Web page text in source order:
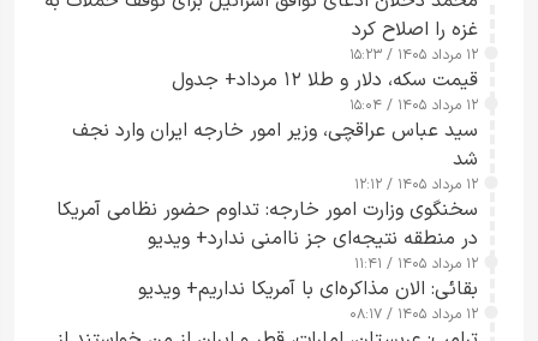
غزه را اصلاح کرد
۱۲ مرداد ۱۴۰۵ / ۱۵:۲۳
قیمت سکه، دلار و طلا ۱۲ مرداد+ جدول
۱۲ مرداد ۱۴۰۵ / ۱۵:۰۴
سید عباس عراقچی، وزیر امور خارجه ایران وارد نجف
شد
۱۲ مرداد ۱۴۰۵ / ۱۲:۱۲
سخنگوی وزارت امور خارجه: تداوم حضور نظامی آمریکا
در منطقه نتیجه‌ای جز ناامنی ندارد+ ویدیو
۱۲ مرداد ۱۴۰۵ / ۱۱:۴۱
بقائی: الان مذاکره‌ای با آمریکا نداریم+ ویدیو
۱۲ مرداد ۱۴۰۵ / ۰۸:۱۷